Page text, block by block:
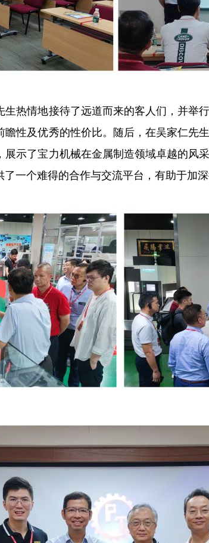
热情地接待了远道而来的客人们，并举
性及优秀的性价比。随后，在吴家仁先
示了宝力机械在金属制造领域卓越的风
一个难得的合作与交流平台，有助于加